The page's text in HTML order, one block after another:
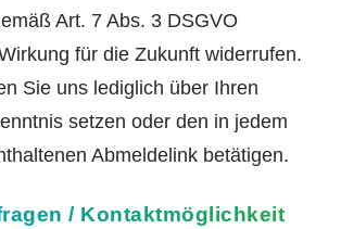
Art. 7 Abs. 3 DSGVO
für die Zukunft widerrufen.
Sie uns lediglich über Ihren
setzen oder den in jedem
Abmeldelink betätigen.
/ Kontaktmöglichkeit